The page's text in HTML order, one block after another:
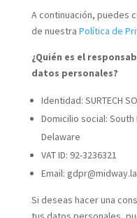
A continuación, puedes
de nuestra Política de
¿Quién es el
datos personales?
Identidad: SURTECH
Domicilio social: South
Delaware
VAT ID: 92-3236321
Email: gdpr@midway.la
Si deseas hacer una